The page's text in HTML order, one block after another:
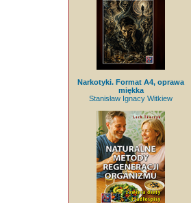
Narkotyki. Format A4, oprawa
miękka
Stanisław Ignacy Witkiew